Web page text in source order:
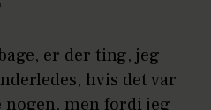
er der ting, jeg
hvis det var
nogen, men fordi jeg